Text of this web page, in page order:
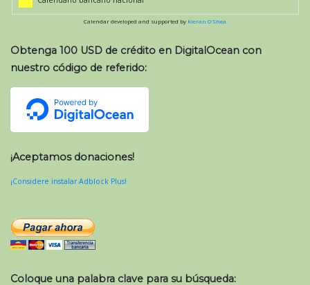
Calendar developed and supported by Kieran O'Shea
Obtenga 100 USD de crédito en DigitalOcean con
nuestro código de referido:
¡Aceptamos donaciones!
¡Considere instalar Adblock Plus!
Coloque una palabra clave para su búsqueda: